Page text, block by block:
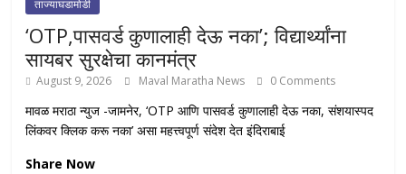
ताज्याघडामोडी
‘OTP,पासवर्ड कुणालाही देऊ नका’; विद्यार्थ्यांना
सायबर सुरक्षेचा कानमंत्र
August 9, 2026 Maval Maratha News 0 Comments
मावळ मराठा न्युज -जामनेर, ‘OTP आणि पासवर्ड कुणालाही देऊ नका, संशयास्पद
लिंकवर क्लिक करू नका’ असा महत्त्वपूर्ण संदेश देत इंदिराबाई
Share Now